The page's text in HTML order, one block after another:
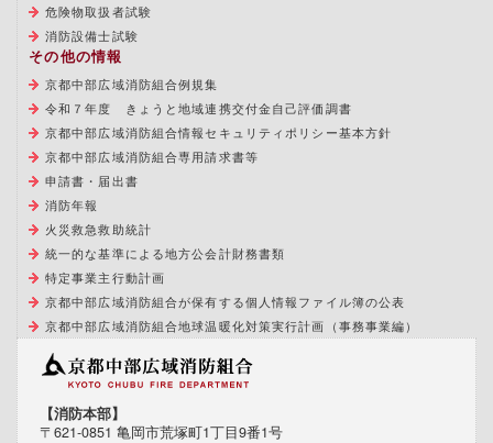
危険物取扱者試験
消防設備士試験
その他の情報
京都中部広域消防組合例規集
令和７年度 きょうと地域連携交付金自己評価調書
京都中部広域消防組合情報セキュリティポリシー基本方針
京都中部広域消防組合専用請求書等
申請書・届出書
消防年報
火災救急救助統計
統一的な基準による地方公会計財務書類
特定事業主行動計画
京都中部広域消防組合が保有する個人情報ファイル簿の公表
京都中部広域消防組合地球温暖化対策実行計画（事務事業編）
【消防本部】
〒621-0851 亀岡市荒塚町1丁目9番1号